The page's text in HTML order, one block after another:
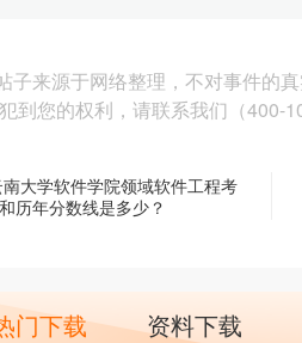
子来源于网络整理，不对事件的
到您的权利，请联系我们（400-
大学软件学院领域软件工程考
历年分数线是多少？
门下载 资料下载